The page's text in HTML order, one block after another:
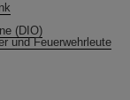
(DIO)
und Feuerwehrleute